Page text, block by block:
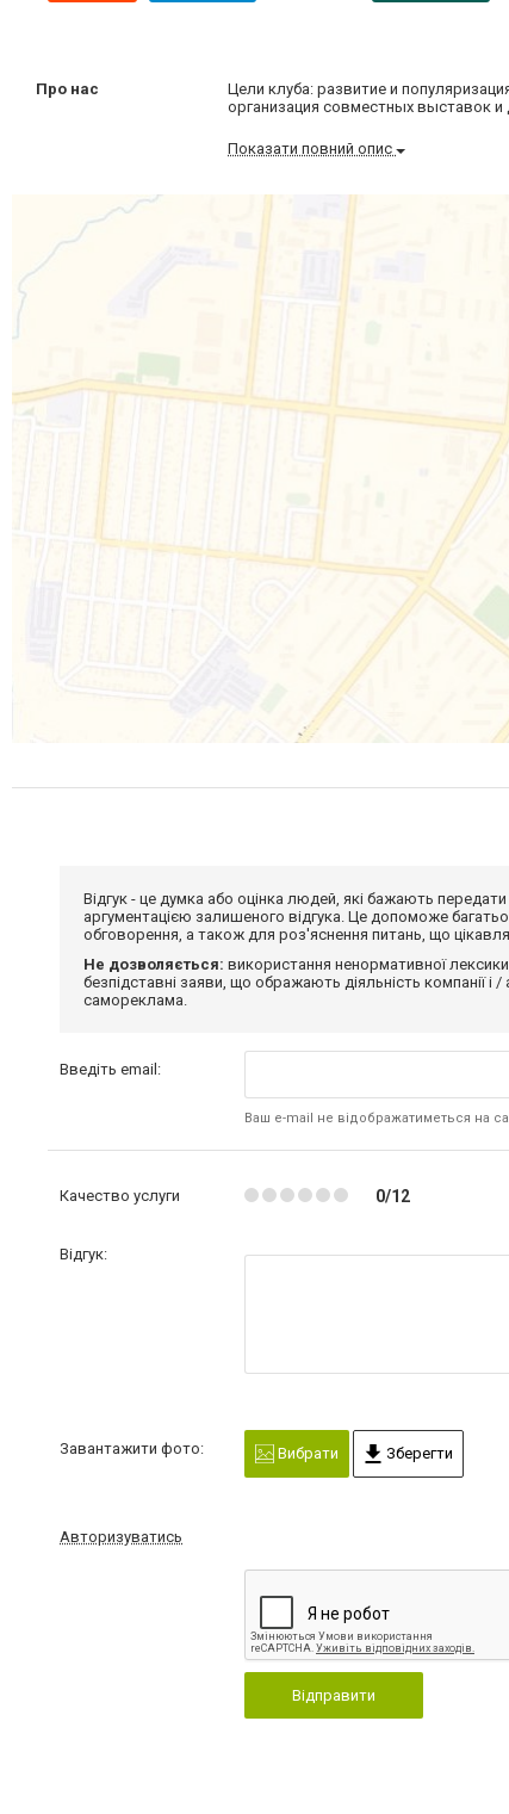
Про нас
Цели клуба: развитие и
организация совместных выставок
Показати повний опис
Відгук - це думка або оцінка людей, які бажають
аргументацією залишеного відгука. Це допоможе
обговорення, а також для роз'яснення питань, що
Не дозволяється: використання ненормативної
безпідставні заяви, що ображають діяльність компанії і
самореклама.
Введіть email:
Ваш e-mail не відображатиметься на
Качество услуги 0/12
Відгук:
Завантажити фото: Вибрати Зберегти
Авторизуватись
Відправити